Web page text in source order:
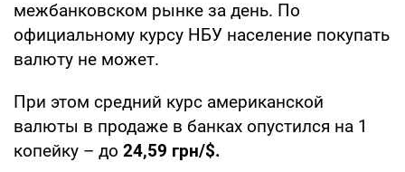
межбанковском рынке за день. По
официальному курсу НБУ население покупать
валюту не может.
При этом средний курс американской
валюты в продаже в банках опустился на 1
копейку – до 24,59 грн/$.